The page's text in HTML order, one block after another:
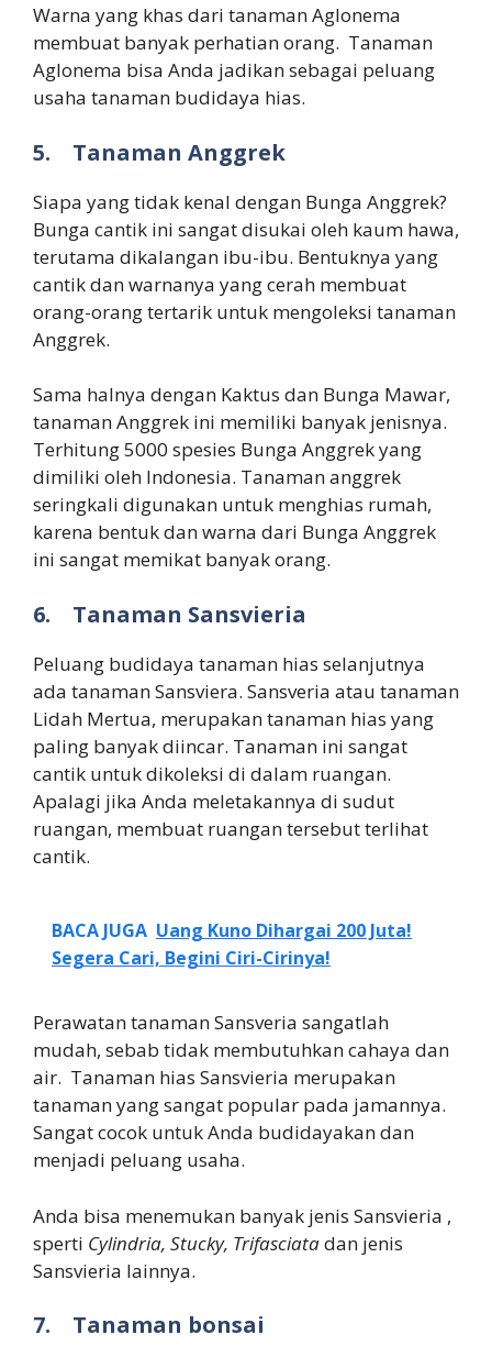
Warna yang khas dari tanaman Aglonema
membuat banyak perhatian orang. Tanaman
Aglonema bisa Anda jadikan sebagai peluang
usaha tanaman budidaya hias.
5. Tanaman Anggrek
Siapa yang tidak kenal dengan Bunga Anggrek?
Bunga cantik ini sangat disukai oleh kaum hawa,
terutama dikalangan ibu-ibu. Bentuknya yang
cantik dan warnanya yang cerah membuat
orang-orang tertarik untuk mengoleksi tanaman
Anggrek.
Sama halnya dengan Kaktus dan Bunga Mawar,
tanaman Anggrek ini memiliki banyak jenisnya.
Terhitung 5000 spesies Bunga Anggrek yang
dimiliki oleh Indonesia. Tanaman anggrek
seringkali digunakan untuk menghias rumah,
karena bentuk dan warna dari Bunga Anggrek
ini sangat memikat banyak orang.
6. Tanaman Sansvieria
Peluang budidaya tanaman hias selanjutnya
ada tanaman Sansviera. Sansveria atau tanaman
Lidah Mertua, merupakan tanaman hias yang
paling banyak diincar. Tanaman ini sangat
cantik untuk dikoleksi di dalam ruangan.
Apalagi jika Anda meletakannya di sudut
ruangan, membuat ruangan tersebut terlihat
cantik.
BACA JUGA Uang Kuno Dihargai 200 Juta!
Segera Cari, Begini Ciri-Cirinya!
Perawatan tanaman Sansveria sangatlah
mudah, sebab tidak membutuhkan cahaya dan
air. Tanaman hias Sansvieria merupakan
tanaman yang sangat popular pada jamannya.
Sangat cocok untuk Anda budidayakan dan
menjadi peluang usaha.
Anda bisa menemukan banyak jenis Sansvieria ,
sperti Cylindria, Stucky, Trifasciatadan jenis
Sansvieria lainnya.
7. Tanaman bonsai